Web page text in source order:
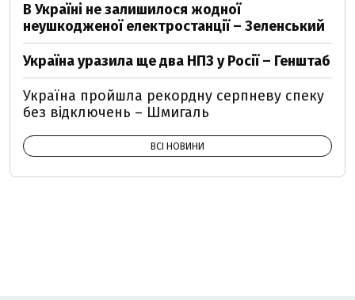
В Україні не залишилося жодної
неушкодженої електростанції – Зеленський
Україна уразила ще два НПЗ у Росії – Генштаб
Україна пройшла рекордну серпневу спеку
без відключень – Шмигаль
ВСІ НОВИНИ